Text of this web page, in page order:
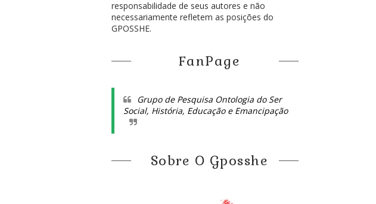
responsabilidade de seus autores e não
necessariamente refletem as posições do
GPOSSHE.
FanPage
Grupo de Pesquisa Ontologia do Ser
Social, História, Educação e Emancipação
Sobre O Gposshe